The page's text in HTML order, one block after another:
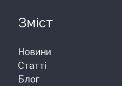
Зміст
Новини
Статті
Блог